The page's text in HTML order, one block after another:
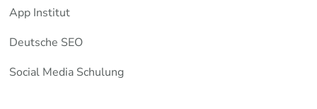
App Institut
Deutsche SEO
Social Media Schulung